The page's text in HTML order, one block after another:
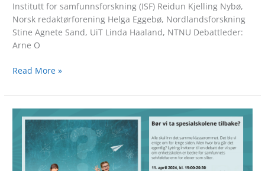
Institutt for samfunnsforskning (ISF) Reidun Kjelling Nybø,
Norsk redaktørforening Helga Eggebø, Nordlandsforskning
Stine Agnete Sand, UiT Linda Haaland, NTNU Debattleder:
Arne O
Read More »
Bør
spesialskolene
tilbake?